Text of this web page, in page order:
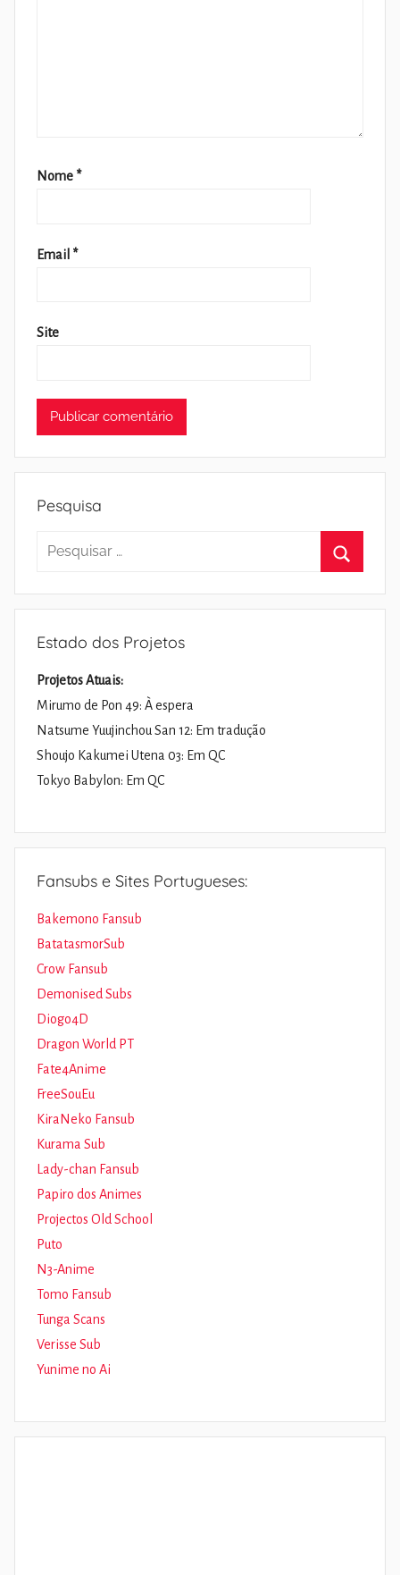
Nome *
Email *
Site
Pesquisa
Pesquisar
Estado dos Projetos
Projetos Atuais:
Mirumo de Pon 49: À espera
Natsume Yuujinchou San 12: Em tradução
Shoujo Kakumei Utena 03: Em QC
Tokyo Babylon: Em QC
Fansubs e Sites Portugueses:
Bakemono Fansub
BatatasmorSub
Crow Fansub
Demonised Subs
Diogo4D
Dragon World PT
Fate4Anime
FreeSouEu
KiraNeko Fansub
Kurama Sub
Lady-chan Fansub
Papiro dos Animes
Projectos Old School
Puto
N3-Anime
Tomo Fansub
Tunga Scans
Verisse Sub
Yunime no Ai